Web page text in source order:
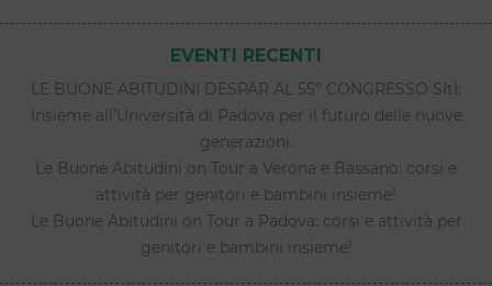
EVENTI RECENTI
LE BUONE ABITUDINI DESPAR AL 55° CONGRESSO SItI:
Insieme all’Università di Padova per il futuro delle nuove
generazioni.
Le Buone Abitudini on Tour a Verona e Bassano: corsi e
attività per genitori e bambini insieme!
Le Buone Abitudini on Tour a Padova: corsi e attività per
genitori e bambini insieme!